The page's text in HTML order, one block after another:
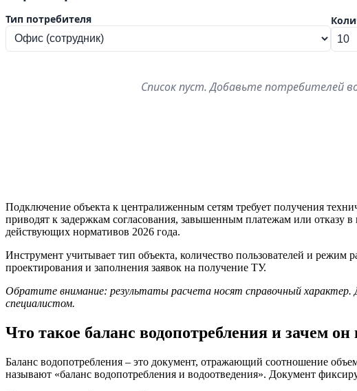
Тип потребителя
Список пуст. Добавьте потребителей
Подключение объекта к централиженным сетям требует получения
приводят к задержкам согласования, завышенным платежам или отказу
действующих нормативов 2026 года.
Инструмент учитывает тип объекта, количество пользователей и режим
проектирования и заполнения заявок на получение ТУ.
Обратите внимание: результаты расчета носят справочный характер.
специалистом.
Что такое баланс водопотребления и зачем
Баланс водопотребления – это документ, отражающий соотношение
называют «баланс водопотребления и водоотведения». Документ